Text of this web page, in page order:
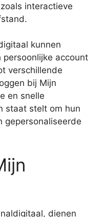
interactieve
kunnen
persoonlijke account
verschillende
bij Mijn
en snelle
staat stelt om hun
gepersonaliseerde
dienen